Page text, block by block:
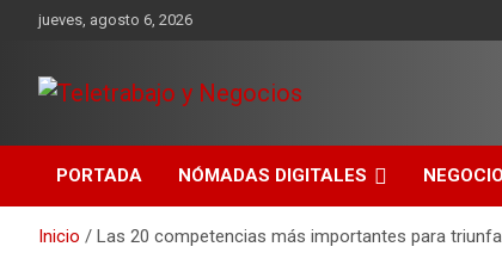
Saltarjueves, agosto 6, 2026
Teletrabajo y
PORTADA NÓMADAS DIGITALES
Inicio Las 20 competencias más importantes para